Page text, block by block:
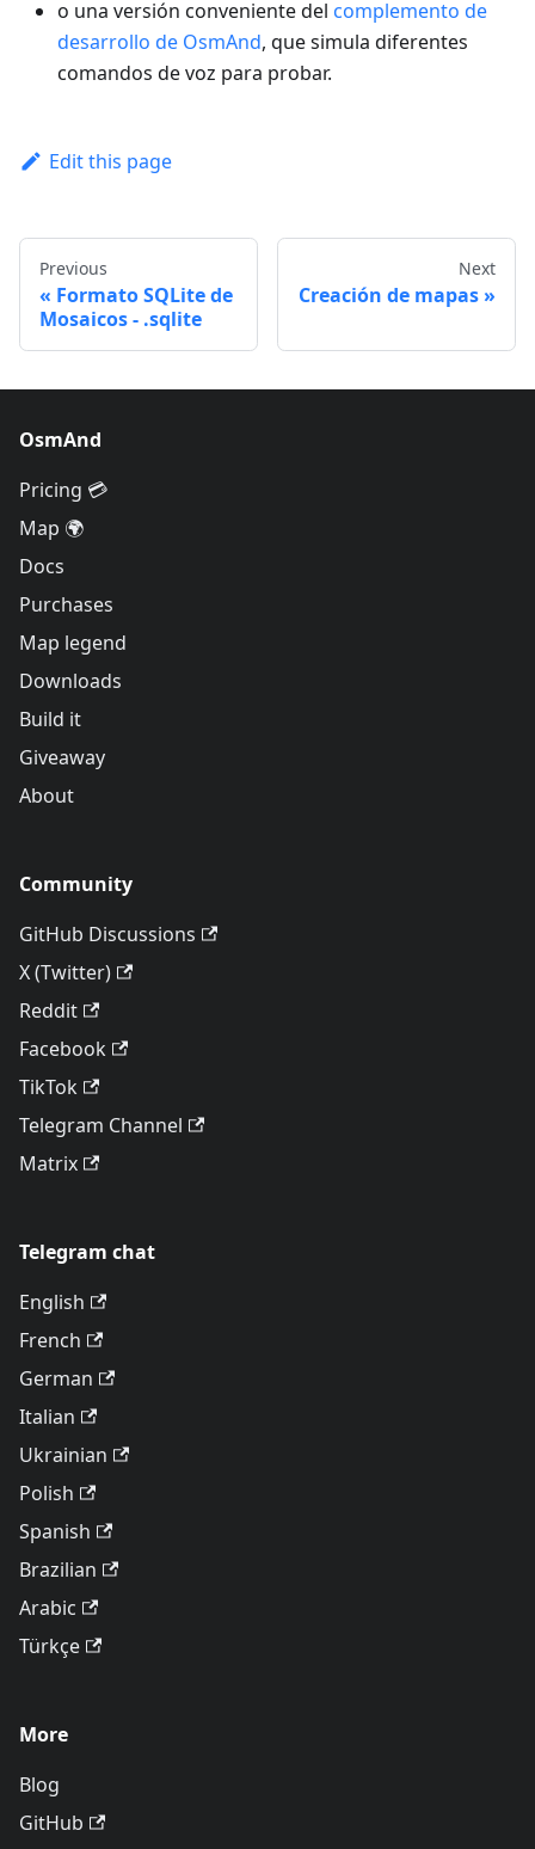
o una versión conveniente del complemento de
desarrollo de OsmAnd, que simula diferentes
comandos de voz para probar.
Edit this page
Previous
Formato SQLite de
Mosaicos - .sqlite
Next
Creación de mapas
OsmAnd
Pricing 💳
Map 🌍
Docs
Purchases
Map legend
Downloads
Build it
Giveaway
About
Community
GitHub Discussions
X (Twitter)
Reddit
Facebook
TikTok
Telegram Channel
Matrix
Telegram chat
English
French
German
Italian
Ukrainian
Polish
Spanish
Brazilian
Arabic
Türkçe
More
Blog
GitHub